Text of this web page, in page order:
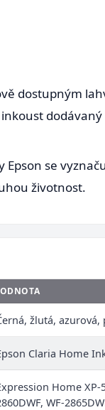
dostupným
se
životnost.
žlutá,
Claria Home
Home XP-
WF-